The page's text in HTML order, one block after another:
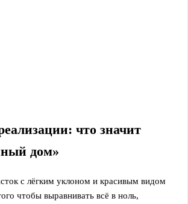
что значит
дом»
с лёгким уклоном и красивым видом
чтобы выравнивать всё в ноль,